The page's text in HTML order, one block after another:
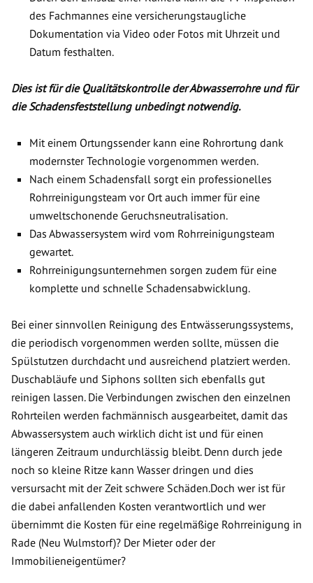
des Fachmannes eine versicherungstaugliche
Dokumentation via Video oder Fotos mit Uhrzeit und
Datum festhalten.
Dies ist für die Qualitätskontrolle der Abwasserrohre und für
die Schadensfeststellung unbedingt notwendig.
Mit einem Ortungssender kann eine Rohrortung dank
modernster Technologie vorgenommen werden.
Nach einem Schadensfall sorgt ein professionelles
Rohrreinigungsteam vor Ort auch immer für eine
umweltschonende Geruchsneutralisation.
Das Abwassersystem wird vom Rohrreinigungsteam
gewartet.
Rohrreinigungsunternehmen sorgen zudem für eine
komplette und schnelle Schadensabwicklung.
Bei einer sinnvollen Reinigung des Entwässerungssystems,
die periodisch vorgenommen werden sollte, müssen die
Spülstutzen durchdacht und ausreichend platziert werden.
Duschabläufe und Siphons sollten sich ebenfalls gut
reinigen lassen. Die Verbindungen zwischen den einzelnen
Rohrteilen werden fachmännisch ausgearbeitet, damit das
Abwassersystem auch wirklich dicht ist und für einen
längeren Zeitraum undurchlässig bleibt. Denn durch jede
noch so kleine Ritze kann Wasser dringen und dies
versursacht mit der Zeit schwere Schäden.Doch wer ist für
die dabei anfallenden Kosten verantwortlich und wer
übernimmt die Kosten für eine regelmäßige Rohrreinigung in
Rade (Neu Wulmstorf)? Der Mieter oder der
Immobilieneigentümer?